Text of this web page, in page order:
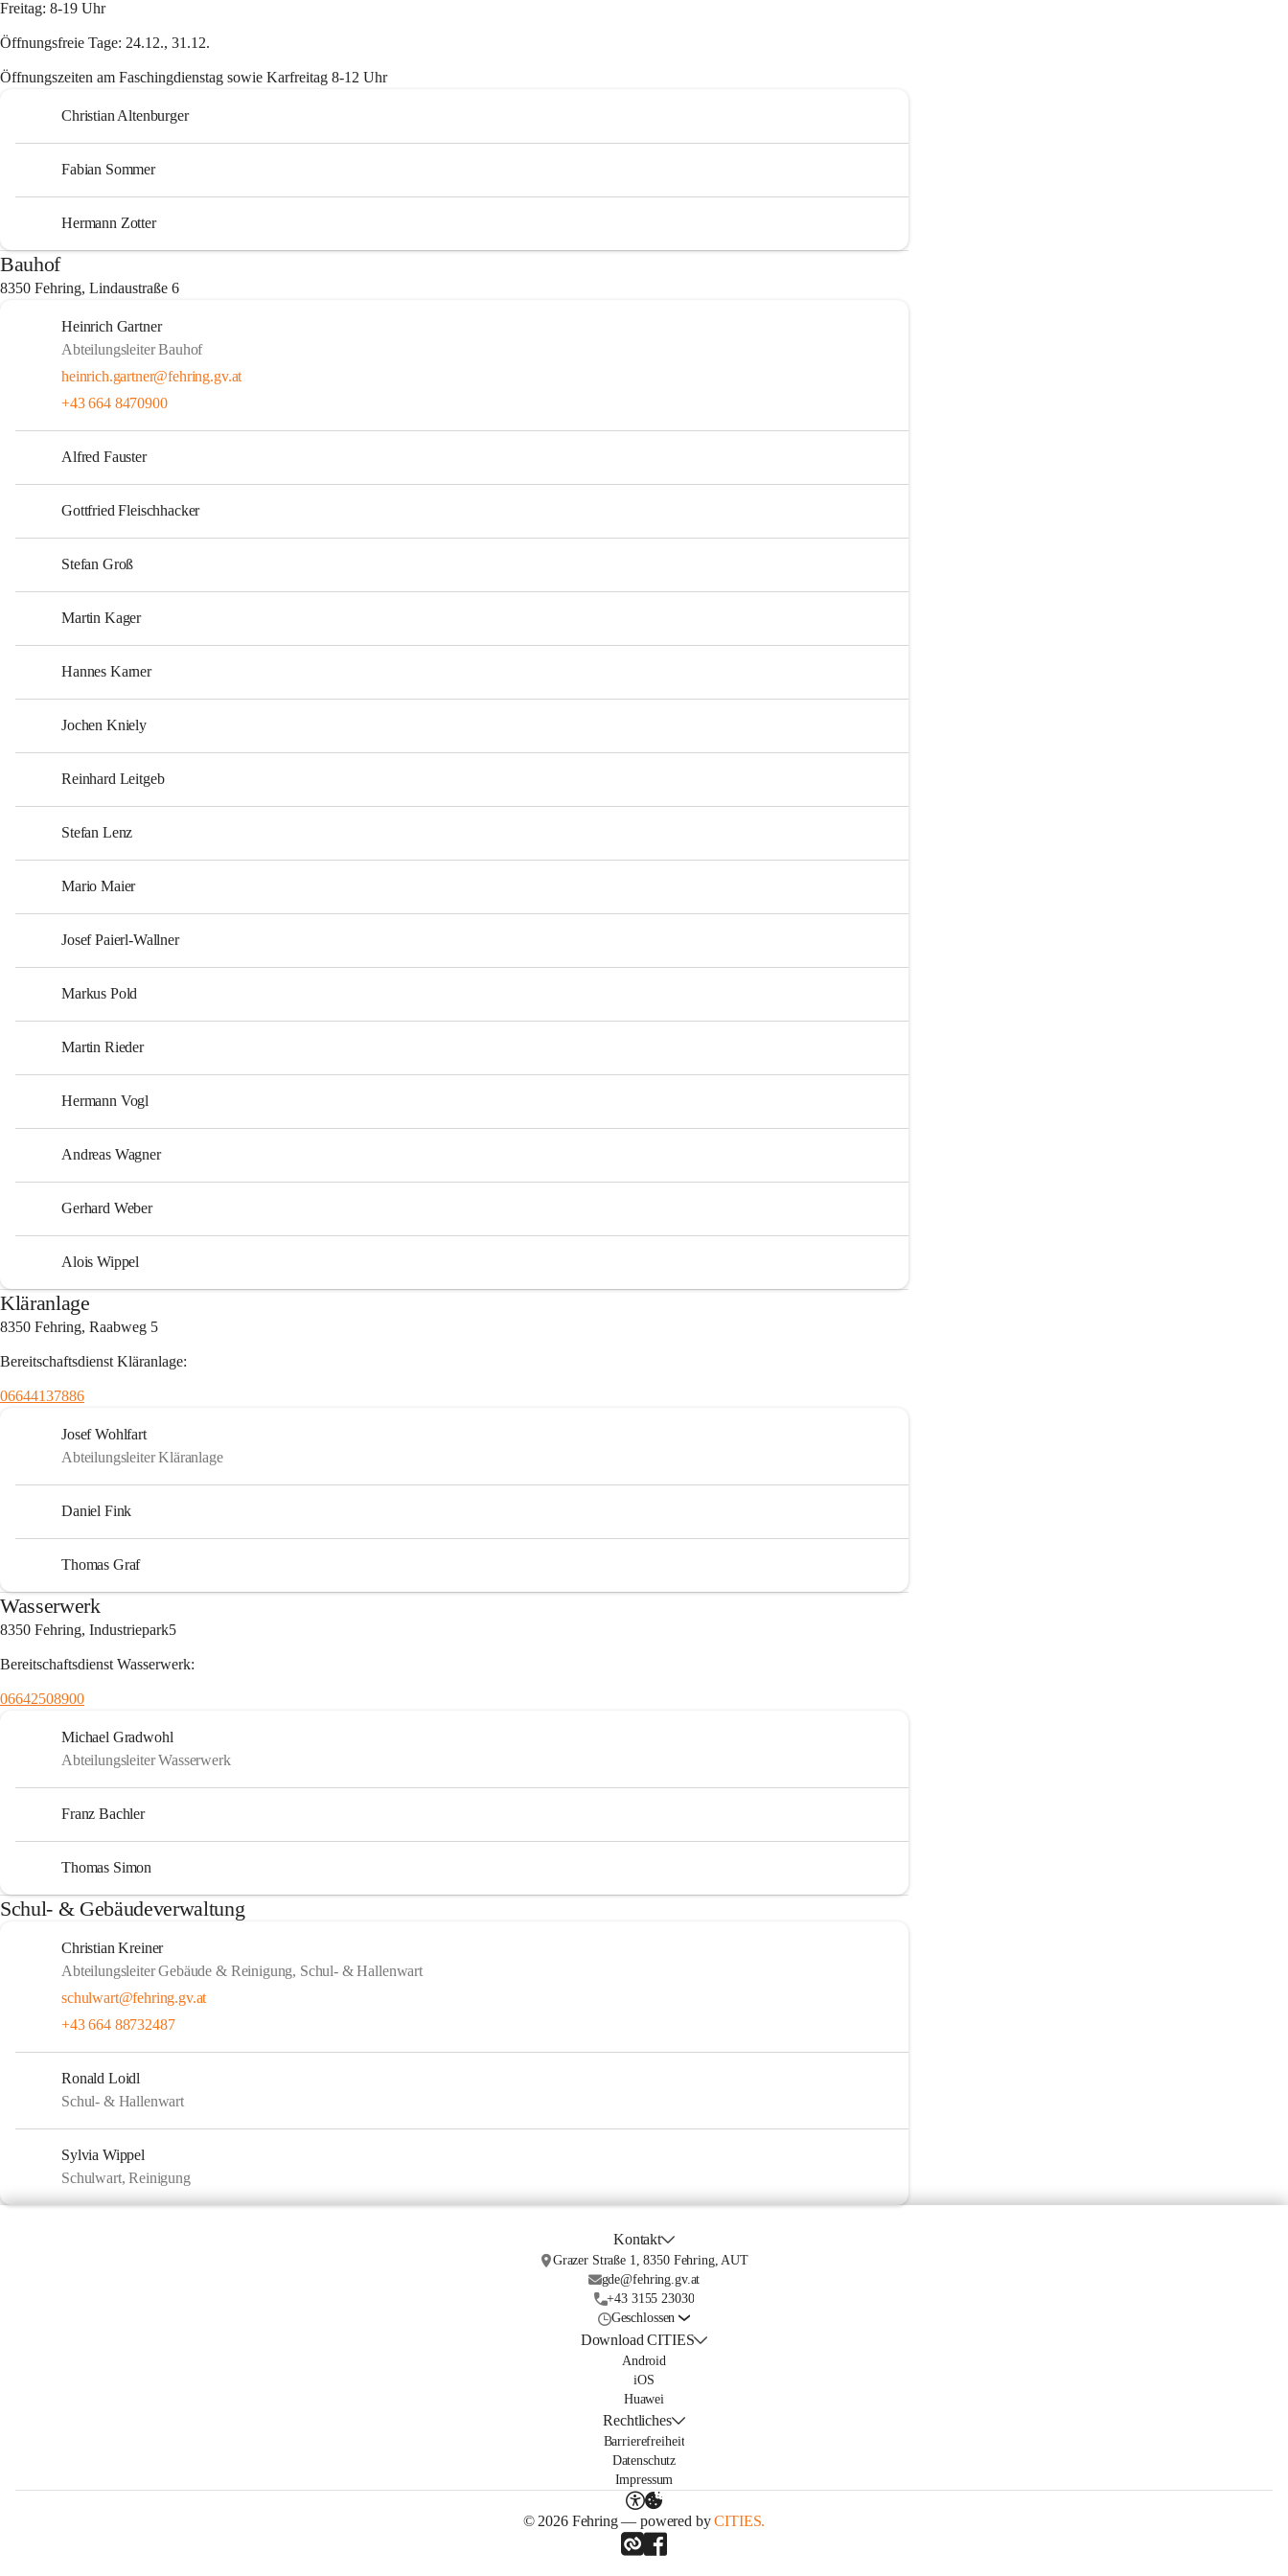
Freitag: 8-19 Uhr
Öffnungsfreie Tage: 24.12., 31.12.
Öffnungszeiten am Faschingdienstag sowie Karfreitag 8-12 Uhr
Christian Altenburger
Fabian Sommer
Hermann Zotter
Bauhof
8350 Fehring, Lindaustraße 6
Heinrich Gartner
Abteilungsleiter Bauhof
heinrich.gartner@fehring.gv.at
+43 664 8470900
Alfred Fauster
Gottfried Fleischhacker
Stefan Groß
Martin Kager
Hannes Karner
Jochen Kniely
Reinhard Leitgeb
Stefan Lenz
Mario Maier
Josef Paierl-Wallner
Markus Pold
Martin Rieder
Hermann Vogl
Andreas Wagner
Gerhard Weber
Alois Wippel
Kläranlage
8350 Fehring, Raabweg 5
Bereitschaftsdienst Kläranlage:
06644137886
Josef Wohlfart
Abteilungsleiter Kläranlage
Daniel Fink
Thomas Graf
Wasserwerk
8350 Fehring, Industriepark5
Bereitschaftsdienst Wasserwerk:
06642508900
Michael Gradwohl
Abteilungsleiter Wasserwerk
Franz Bachler
Thomas Simon
Schul- & Gebäudeverwaltung
Christian Kreiner
Abteilungsleiter Gebäude & Reinigung, Schul- & Hallenwart
schulwart@fehring.gv.at
+43 664 88732487
Ronald Loidl
Schul- & Hallenwart
Sylvia Wippel
Schulwart, Reinigung
Kontakt
Grazer Straße 1, 8350 Fehring, AUT
gde@fehring.gv.at
+43 3155 23030
Geschlossen
Download CITIES
Android
iOS
Huawei
Rechtliches
Barrierefreiheit
Datenschutz
Impressum
© 2026 Fehring — powered byCITIES.